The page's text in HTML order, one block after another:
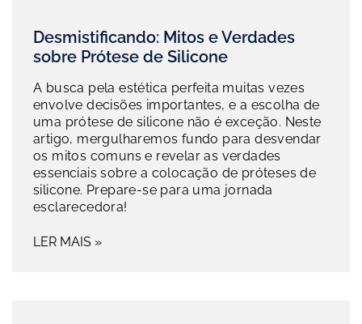
Desmistificando: Mitos e Verdades
sobre Prótese de Silicone
A busca pela estética perfeita muitas vezes
envolve decisões importantes, e a escolha de
uma prótese de silicone não é exceção. Neste
artigo, mergulharemos fundo para desvendar
os mitos comuns e revelar as verdades
essenciais sobre a colocação de próteses de
silicone. Prepare-se para uma jornada
esclarecedora!
LER MAIS »